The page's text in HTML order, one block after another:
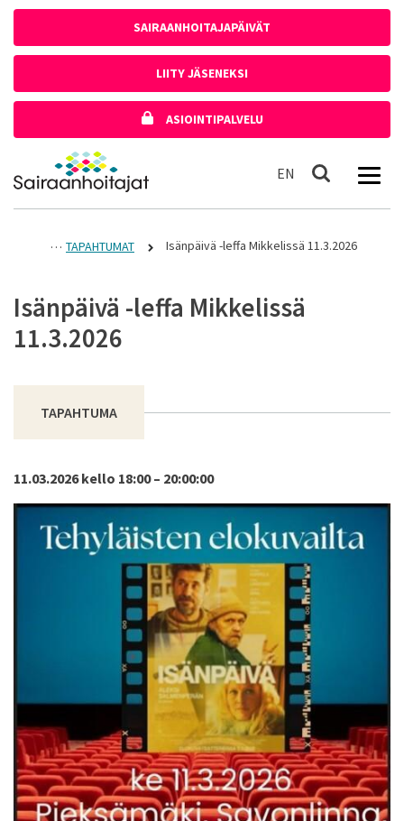
SAIRAANHOITAJAPÄIVÄT
LIITY JÄSENEKSI
ASIOINTIPALVELU
Etusivulle
EN In English
Haku
TAPAHTUMAT Isänpäivä -leffa Mikkelissä 11.3.2026
Isänpäivä -leffa Mikkelissä
11.3.2026
TAPAHTUMA
11.03.2026 kello 18:00 – 20:00:00